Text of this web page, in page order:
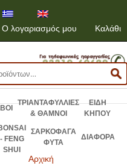
Ο λογαριασμός μου
Καλάθι
ΤΡΙΑΝΤΑΦΥΛΛΙΕΣ
& ΘΑΜΝΟΙ
ΕΙΔΗ
ΚΗΠΟΥ
- FENG
SHUI
ΣΑΡΚΟΦΑΓΑ
ΦΥΤΑ
ΔΙΑΦΟΡΑ
Αρχική